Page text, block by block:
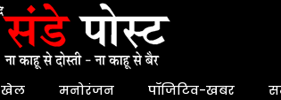
खेल मनोरंजन पॉजिटिव-खबर